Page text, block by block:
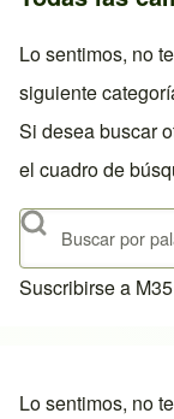
Lo sentimos, no
siguiente
Si desea buscar
el cuadro de
Buscar
Suscribirse a
Lo sentimos, no